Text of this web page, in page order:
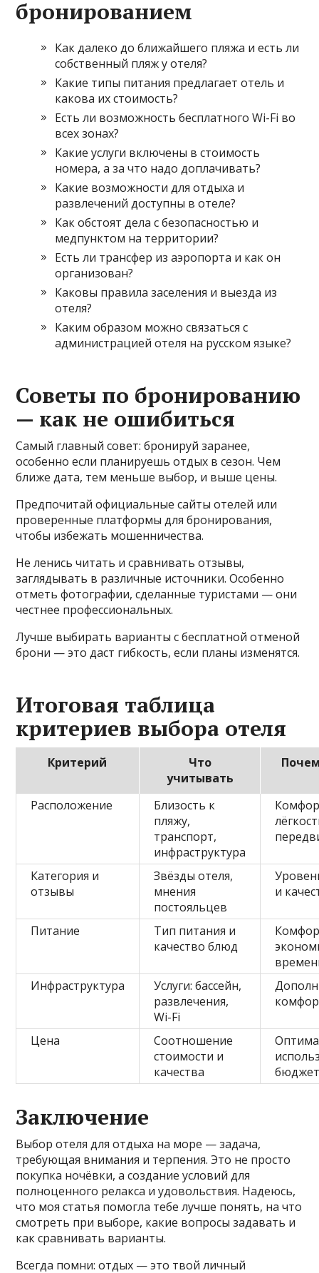
бронированием
Как далеко до ближайшего пляжа и есть ли
собственный пляж у отеля?
Какие типы питания предлагает отель и
какова их стоимость?
Есть ли возможность бесплатного Wi-Fi во
всех зонах?
Какие услуги включены в стоимость
номера, а за что надо доплачивать?
Какие возможности для отдыха и
развлечений доступны в отеле?
Как обстоят дела с безопасностью и
медпунктом на территории?
Есть ли трансфер из аэропорта и как он
организован?
Каковы правила заселения и выезда из
отеля?
Каким образом можно связаться с
администрацией отеля на русском языке?
Советы по бронированию
— как не ошибиться
Самый главный совет: бронируй заранее,
особенно если планируешь отдых в сезон. Чем
ближе дата, тем меньше выбор, и выше цены.
Предпочитай официальные сайты отелей или
проверенные платформы для бронирования,
чтобы избежать мошенничества.
Не ленись читать и сравнивать отзывы,
заглядывать в различные источники. Особенно
отметь фотографии, сделанные туристами — они
честнее профессиональных.
Лучше выбирать варианты с бесплатной отменой
брони — это даст гибкость, если планы изменятся.
Итоговая таблица
критериев выбора отеля
Критерий
Что
учитывать
Расположение
Близость к
пляжу,
транспорт,
инфраструктура
Категория и
отзывы
Звёзды отеля,
мнения
постояльцев
и
Питание
Тип питания и
качество блюд
Инфраструктура
Услуги: бассейн,
развлечения,
Wi-Fi
Цена
Соотношение
стоимости и
качества
Заключение
Выбор отеля для отдыха на море — задача,
требующая внимания и терпения. Это не просто
покупка ночёвки, а создание условий для
полноценного релакса и удовольствия. Надеюсь,
что моя статья помогла тебе лучше понять, на что
смотреть при выборе, какие вопросы задавать и
как сравнивать варианты.
Всегда помни: отдых — это твой личный